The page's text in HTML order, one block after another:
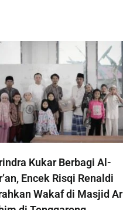
Kukar Berbagi Al-
Encek Risqi Renaldi
Wakaf di Masjid Ar